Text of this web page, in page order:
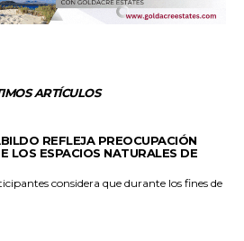
ARTÍCULOS
REFLEJA PREOCUPACIÓN
LOS ESPACIOS NATURALES DE
considera que durante los fines de